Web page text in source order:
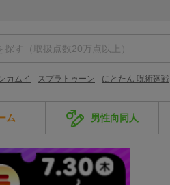
カムイ スプラトゥーン にとたん 呪術廻戦
ム 男性向同人